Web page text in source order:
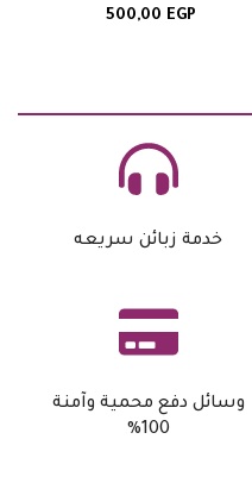
500,00 EGP
وسائل دفع محمية وآمنة
100%
خدمة زبائن سريعه